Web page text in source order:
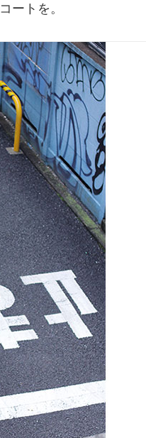
ートを。